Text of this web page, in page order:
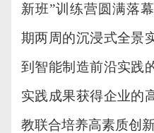
新班”训练营圆满落幕
期两周的沉浸式全景
到智能制造前沿实践
实践成果获得企业的
教联合培养高素质创